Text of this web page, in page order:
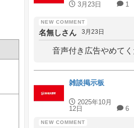
3月23日 1
名無しさん 3月23日
音声付き広告やめてく
雑談掲示板
2025年10月
12日
6